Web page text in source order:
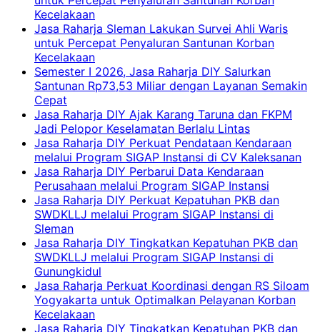
Kecelakaan
Jasa Raharja Sleman Lakukan Survei Ahli Waris
untuk Percepat Penyaluran Santunan Korban
Kecelakaan
Semester I 2026, Jasa Raharja DIY Salurkan
Santunan Rp73,53 Miliar dengan Layanan Semakin
Cepat
Jasa Raharja DIY Ajak Karang Taruna dan FKPM
Jadi Pelopor Keselamatan Berlalu Lintas
Jasa Raharja DIY Perkuat Pendataan Kendaraan
melalui Program SIGAP Instansi di CV Kaleksanan
Jasa Raharja DIY Perbarui Data Kendaraan
Perusahaan melalui Program SIGAP Instansi
Jasa Raharja DIY Perkuat Kepatuhan PKB dan
SWDKLLJ melalui Program SIGAP Instansi di
Sleman
Jasa Raharja DIY Tingkatkan Kepatuhan PKB dan
SWDKLLJ melalui Program SIGAP Instansi di
Gunungkidul
Jasa Raharja Perkuat Koordinasi dengan RS Siloam
Yogyakarta untuk Optimalkan Pelayanan Korban
Kecelakaan
Jasa Raharja DIY Tingkatkan Kepatuhan PKB dan